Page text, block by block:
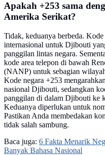
Apakah +253 sama
Amerika Serikat?
Tidak, keduanya berbeda.
internasional untuk Djibouti
panggilan lintas negara.
kode area telepon di bawah
(NANP) untuk sebagian
Kode negara +253
nasional Djibouti, sedangkan
panggilan di dalam Djibouti ke
Keduanya diperlukan untuk
Pastikan Anda membedakan
tidak salah sambung.
Baca juga: 6 Fakta Menarik
Banyak Bahasa Nasional